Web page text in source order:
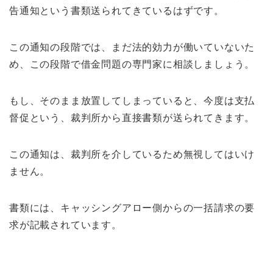
告通知という書類送られてきているはずです。
この通知の段階では、まだ法的効力が働いていないた
め、この段階で借金問題の専門家に相談しましょう。
もし、そのまま放置してしまっていると、今度は支払
督促という、裁判所から直接書類が送られてきます。
この通知は、裁判所を介しているため無視してはいけ
ません。
書類には、キャッシングアロー側からの一括請求の要
求が記載されています。